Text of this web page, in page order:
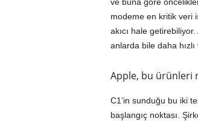
modeme en kritik veri
akıcı hale getirebiliyor.
anlarda bile daha
Apple, bu ürünleri
C1’in sunduğu bu iki
başlangıç noktası.